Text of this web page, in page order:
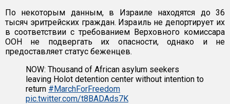
По некоторым данным, в Израиле находятся до 36
тысяч эритрейских граждан. Израиль не депортирует их
в соответствии с требованием Верховного комиссара
ООН не подвергать их опасности, однако и не
предоставляет статус беженцев.
NOW: Thousand of African asylum seekers
leaving Holot detention center without intention to
return #MarchForFreedom
pic.twitter.com/t8BADAds7K